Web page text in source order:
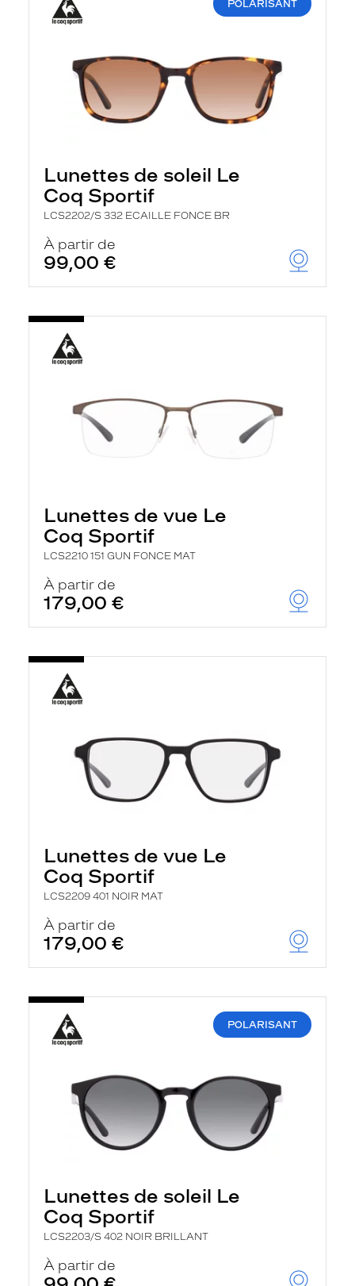
POLARISANT
Lunettes de soleil Le
Coq Sportif
LCS2202/S 332 ECAILLE FONCE BR
À partir de
99,00 €
Lunettes de vue Le
Coq Sportif
LCS2210 151 GUN FONCE MAT
À partir de
179,00 €
Lunettes de vue Le
Coq Sportif
LCS2209 401 NOIR MAT
À partir de
179,00 €
POLARISANT
Lunettes de soleil Le
Coq Sportif
LCS2203/S 402 NOIR BRILLANT
À partir de